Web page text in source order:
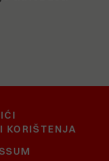
KORIŠTENJA